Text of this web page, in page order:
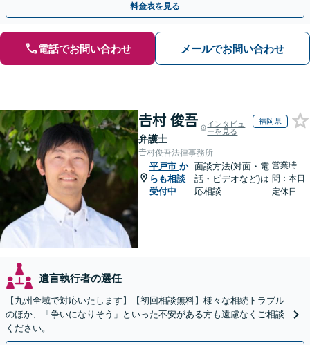
料金表を見る
電話でお問い合わせ メールでお問い合わせ
𠮷村 俊吾
弁護士
インタビュ
ーを見る
福岡県
𠮷村俊吾法律事務所
平戸市 か
らも相談
受付中
面談方法(対面・電
話・ビデオなど)は
応相談
営業時
間：本日
定休日
遺言執行者の選任
【九州全域で対応いたします】【初回相談無料】様々な相続トラブル
のほか、「争いになりそう」といった不安がある方も遠慮なくご相談
ください。